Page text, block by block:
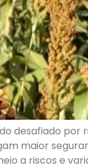
desafiado por
maior
a riscos e